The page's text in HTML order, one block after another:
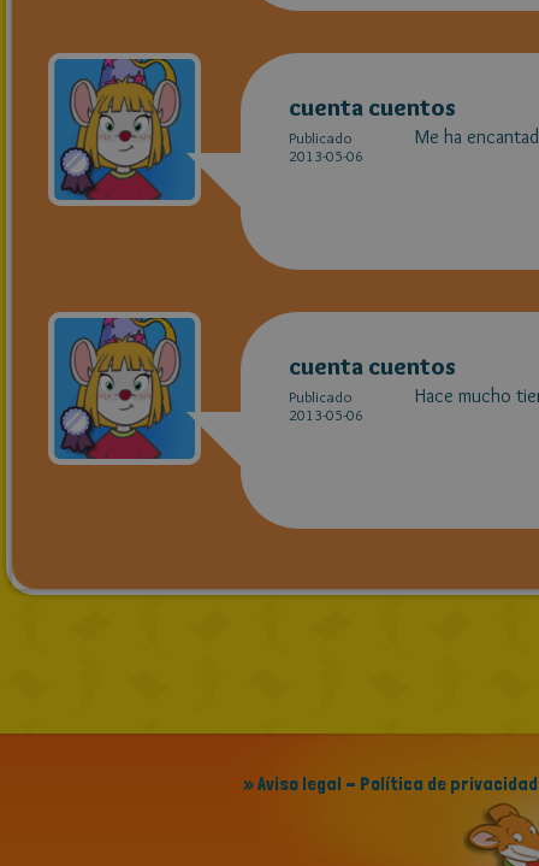
cuenta cuentos
Publicado
2013-05-06
Me ha
cuenta cuentos
Publicado
2013-05-06
Hace mucho
» Aviso legal - Política de privacidad